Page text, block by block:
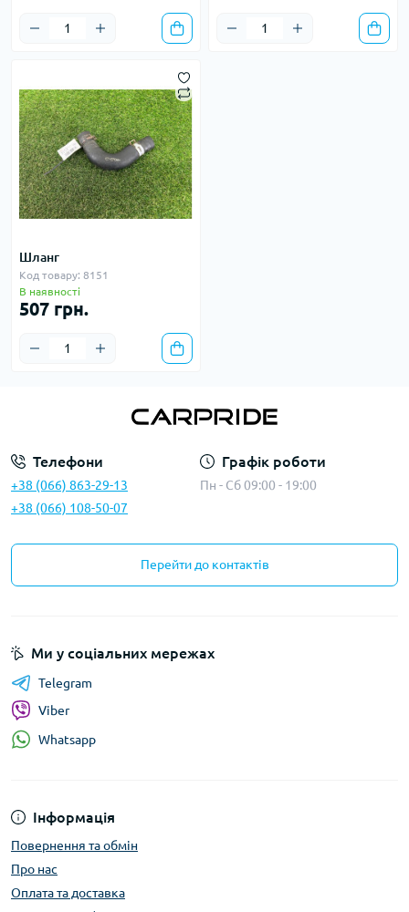
Шланг
Код товару: 8151
В наявності
507 грн.
Телефони
+38 (066) 863-29-13
+38 (066) 108-50-07
Графік роботи
Пн - Сб 09:00 - 19:00
Перейти до контактів
Інформація
Повернення та обмін
Про нас
Оплата та доставка
Ми у соціальних мережах
Telegram
Viber
Whatsapp